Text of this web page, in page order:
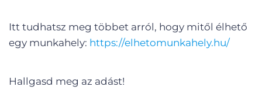
Itt tudhatsz meg többet arról, hogy mitől élhető
egy munkahely: https://elhetomunkahely.hu/
Hallgasd meg az adást!